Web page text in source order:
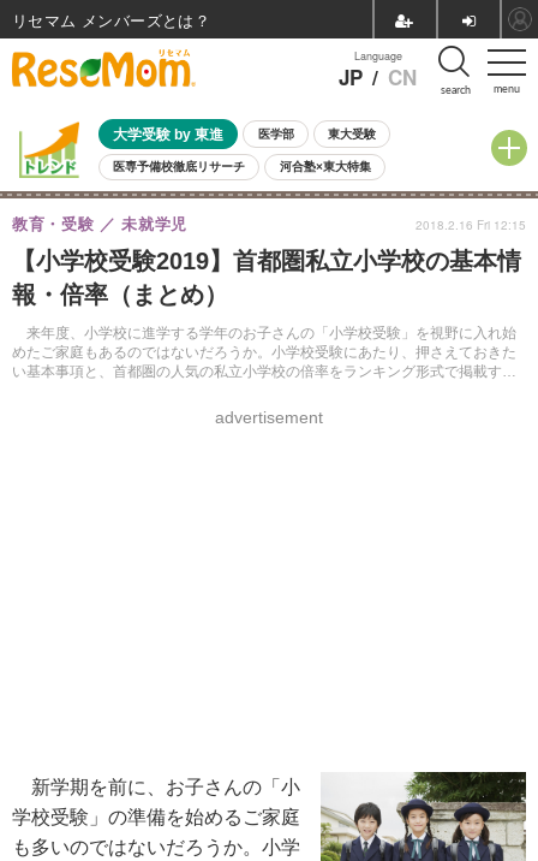
menu
Language
JP / CN search
大学受験 by 東進 医学部 東大受験
医専予備校徹底リサーチ 河合塾×東大特集
親子で考える大学選び 高校受験 中学受験 小学校受験
共通テスト 夏休み
8月開催イベント・WS 全国公立高校 過去問 人気記事
自由研究教材（小学生向け）
【小学校受験2019】首都圏私立小学校の基本情
報・倍率（まとめ）
来年度、小学校に進学する学年のお子さんの「小学校受験」を視野に入れ始
めたご家庭もあるのではないだろうか。小学校受験にあたり、押さえておきた
い基本事項と、首都圏の人気の私立小学校の倍率をランキング形式で掲載す
教育・受験 未就学児
advertisement
2018.2.16 Fri 12:15
新学期を前に、お子さんの「小
学校受験」の準備を始めるご家庭
も多いのではないだろうか。小学
リセマム メンバーズ